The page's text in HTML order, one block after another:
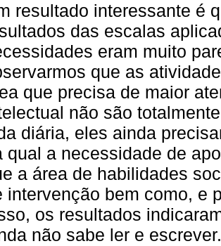
resultado interessante é
das escalas
eram muito
que as
que precisa de maior
não são
diária, eles ainda
qual a necessidade de
a área de habilidades
intervenção bem como, e
os resultados
não sabe ler e escrever.